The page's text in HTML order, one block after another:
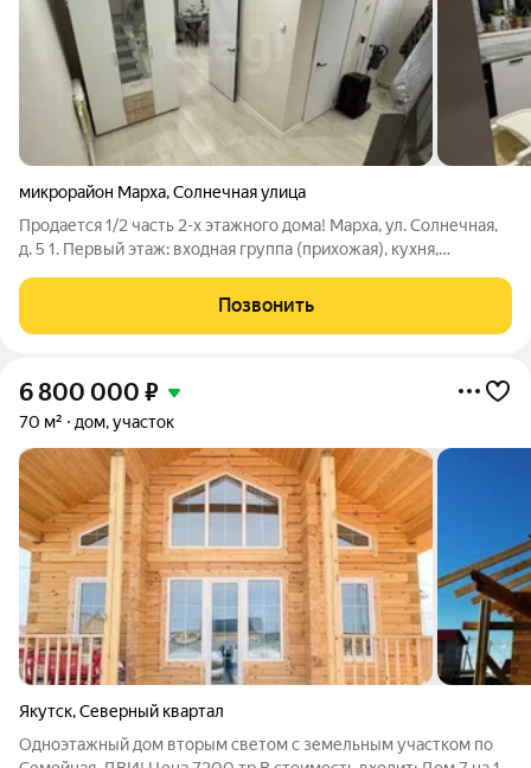
микрорайон Марха,Солнечная улица
Продается 1/2 часть 2-х этажного дома! Марха, ул. Солнечная,
д. 5 1. Первый этаж: входная группа (прихожая), кухня,
изолированные комнаты, гардеробная Центральное
водоснабжение, газ, отопление
Позвонить
6 800 000 ₽
70 м² дом, участок
Якутск,Северный квартал
Одноэтажный дом вторым светом с земельным участком по